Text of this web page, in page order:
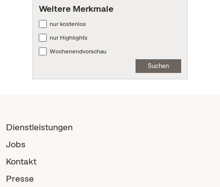
Weitere Merkmale
nur kostenlos
nur Highlights
Wochenendvorschau
Suchen
Dienstleistungen
Jobs
Kontakt
Presse